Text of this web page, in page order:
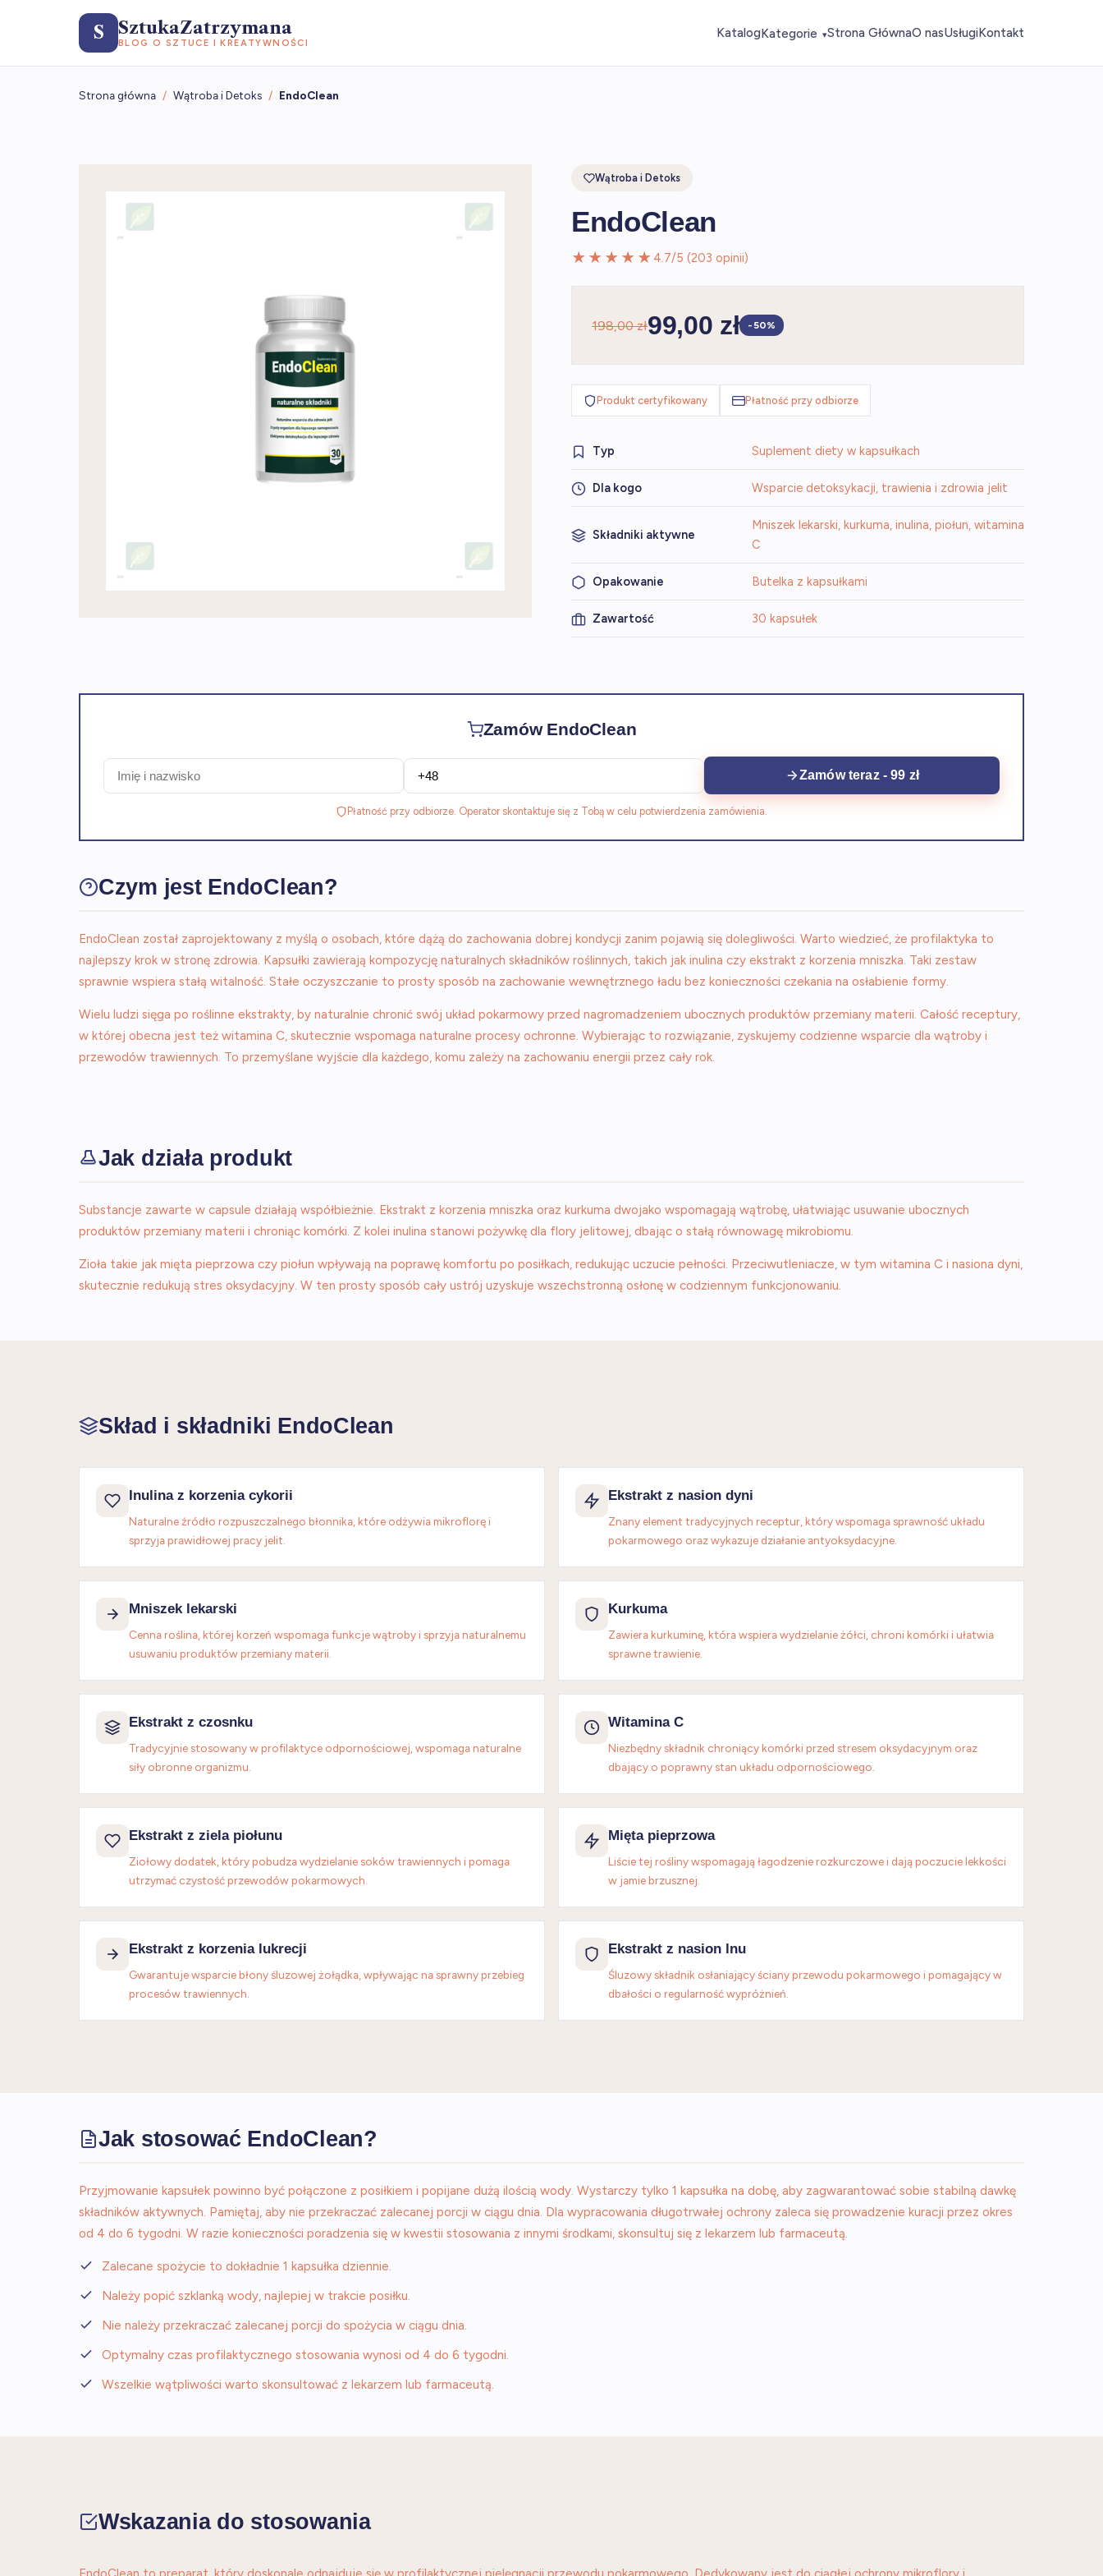
S SztukaZatrzymana
BLOG O SZTUCE I KREATYWNOŚCI
KatalogKategorie ▾Strona GłównaO nasUsługiKontakt
Strona główna / Wątroba i Detoks / EndoClean
Wątroba i Detoks
EndoClean
★★★★★ 4.7/5 (203 opinii)
198,00 zł99,00 zł -50%
Produkt certyfikowany Płatność przy odbiorze
Typ Suplement diety w kapsułkach
Dla kogo Wsparcie detoksykacji, trawienia i zdrowia jelit
Składniki aktywne
Mniszek lekarski, kurkuma, inulina, piołun, witamina
C
Opakowanie Butelka z kapsułkami
Zawartość 30 kapsułek
Zamów EndoClean
Zamów teraz - 99 zł
Płatność przy odbiorze. Operator skontaktuje się z Tobą w celu potwierdzenia zamówienia.
Czym jest EndoClean?
EndoClean został zaprojektowany z myślą o osobach, które dążą do zachowania dobrej kondycji zanim pojawią się dolegliwości. Warto wiedzieć, że profilaktyka to
najlepszy krok w stronę zdrowia. Kapsułki zawierają kompozycję naturalnych składników roślinnych, takich jak inulina czy ekstrakt z korzenia mniszka. Taki zestaw
sprawnie wspiera stałą witalność. Stałe oczyszczanie to prosty sposób na zachowanie wewnętrznego ładu bez konieczności czekania na osłabienie formy.
Wielu ludzi sięga po roślinne ekstrakty, by naturalnie chronić swój układ pokarmowy przed nagromadzeniem ubocznych produktów przemiany materii. Całość receptury,
w której obecna jest też witamina C, skutecznie wspomaga naturalne procesy ochronne. Wybierając to rozwiązanie, zyskujemy codzienne wsparcie dla wątroby i
przewodów trawiennych. To przemyślane wyjście dla każdego, komu zależy na zachowaniu energii przez cały rok.
Jak działa produkt
Substancje zawarte w capsule działają współbieżnie. Ekstrakt z korzenia mniszka oraz kurkuma dwojako wspomagają wątrobę, ułatwiając usuwanie ubocznych
produktów przemiany materii i chroniąc komórki. Z kolei inulina stanowi pożywkę dla flory jelitowej, dbając o stałą równowagę mikrobiomu.
Zioła takie jak mięta pieprzowa czy piołun wpływają na poprawę komfortu po posiłkach, redukując uczucie pełności. Przeciwutleniacze, w tym witamina C i nasiona dyni,
skutecznie redukują stres oksydacyjny. W ten prosty sposób cały ustrój uzyskuje wszechstronną osłonę w codziennym funkcjonowaniu.
Skład i składniki EndoClean
Inulina z korzenia cykorii
Naturalne źródło rozpuszczalnego błonnika, które odżywia mikroflorę i
sprzyja prawidłowej pracy jelit.
Ekstrakt z nasion dyni
Znany element tradycyjnych receptur, który wspomaga sprawność układu
pokarmowego oraz wykazuje działanie antyoksydacyjne.
Mniszek lekarski
Cenna roślina, której korzeń wspomaga funkcje wątroby i sprzyja naturalnemu
usuwaniu produktów przemiany materii.
Kurkuma
Zawiera kurkuminę, która wspiera wydzielanie żółci, chroni komórki i ułatwia
sprawne trawienie.
Ekstrakt z czosnku
Tradycyjnie stosowany w profilaktyce odpornościowej, wspomaga naturalne
siły obronne organizmu.
Witamina C
Niezbędny składnik chroniący komórki przed stresem oksydacyjnym oraz
dbający o poprawny stan układu odpornościowego.
Ekstrakt z ziela piołunu
Ziołowy dodatek, który pobudza wydzielanie soków trawiennych i pomaga
utrzymać czystość przewodów pokarmowych.
Mięta pieprzowa
Liście tej rośliny wspomagają łagodzenie rozkurczowe i dają poczucie lekkości
w jamie brzusznej.
Ekstrakt z korzenia lukrecji
Gwarantuje wsparcie błony śluzowej żołądka, wpływając na sprawny przebieg
procesów trawiennych.
Ekstrakt z nasion lnu
Śluzowy składnik osłaniający ściany przewodu pokarmowego i pomagający w
dbałości o regularność wypróżnień.
Jak stosować EndoClean?
Przyjmowanie kapsułek powinno być połączone z posiłkiem i popijane dużą ilością wody. Wystarczy tylko 1 kapsułka na dobę, aby zagwarantować sobie stabilną dawkę
składników aktywnych. Pamiętaj, aby nie przekraczać zalecanej porcji w ciągu dnia. Dla wypracowania długotrwałej ochrony zaleca się prowadzenie kuracji przez okres
od 4 do 6 tygodni. W razie konieczności poradzenia się w kwestii stosowania z innymi środkami, skonsultuj się z lekarzem lub farmaceutą.
Zalecane spożycie to dokładnie 1 kapsułka dziennie.
Należy popić szklanką wody, najlepiej w trakcie posiłku.
Nie należy przekraczać zalecanej porcji do spożycia w ciągu dnia.
Optymalny czas profilaktycznego stosowania wynosi od 4 do 6 tygodni.
Wszelkie wątpliwości warto skonsultować z lekarzem lub farmaceutą.
Wskazania do stosowania